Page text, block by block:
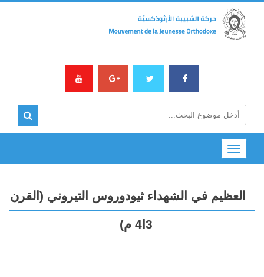
Toggle
navigation
العظيم في الشهداء ثيودوروس التيروني (القرن
3ا4 م)